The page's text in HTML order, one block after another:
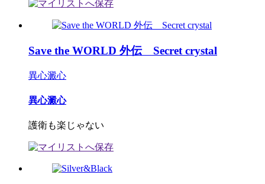
Save the WORLD 外伝 Secret crystal
異心澱心
異心澱心
護衛も楽じゃない